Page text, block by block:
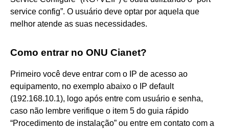
service config”. O usuário deve optar por aquela que
melhor atende as suas necessidades.
Como entrar no ONU Cianet?
Primeiro você deve entrar com o IP de acesso ao
equipamento, no exemplo abaixo o IP default
(192.168.10.1), logo após entre com usuário e senha,
caso não lembre verifique o item 5 do guia rápido
“Procedimento de instalação” ou entre em contato com a